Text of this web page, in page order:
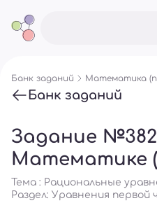
Банк заданий Математика
Банк заданий
Задание
Математике
Тема : Рациональные
Раздел: Уравнения первой